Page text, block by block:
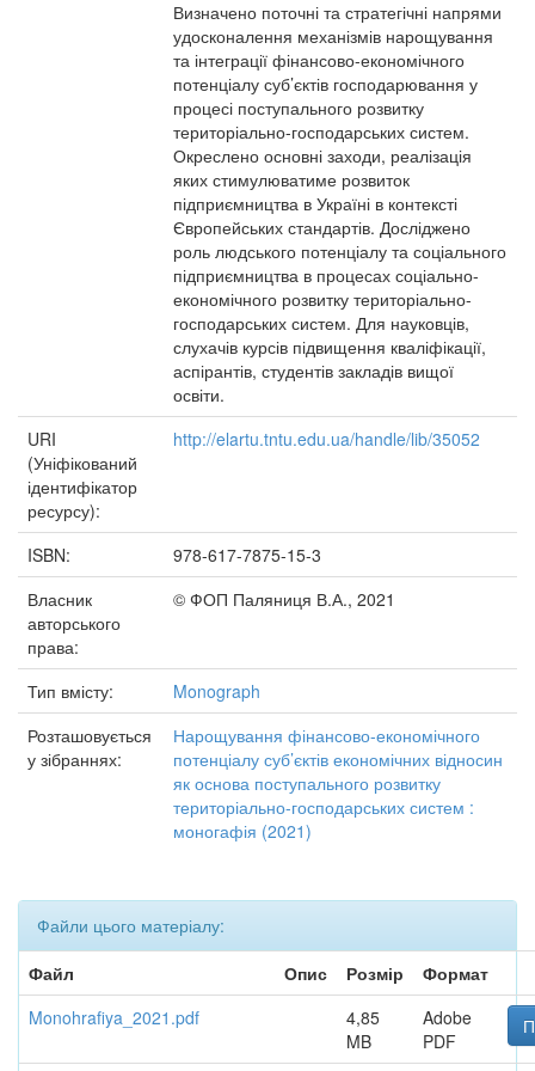
Визначено поточні та стратегічні напрями
удосконалення механізмів нарощування
та інтеграції фінансово-економічного
потенціалу суб’єктів господарювання у
процесі поступального розвитку
територіально-господарських систем.
Окреслено основні заходи, реалізація
яких стимулюватиме розвиток
підприємництва в Україні в контексті
Європейських стандартів. Досліджено
роль людського потенціалу та соціального
підприємництва в процесах соціально-
економічного розвитку територіально-
господарських систем. Для науковців,
слухачів курсів підвищення кваліфікації,
аспірантів, студентів закладів вищої
освіти.
URI
(Уніфікований
ідентифікатор
ресурсу):
http://elartu.tntu.edu.ua/handle/lib/35052
ISBN:
978-617-7875-15-3
Власник
авторського
права:
© ФОП Паляниця В.А., 2021
Тип вмісту:
Monograph
Розташовується
у зібраннях:
Нарощування фінансово-економічного
потенціалу суб’єктів економічних відносин
як основа поступального розвитку
територіально-господарських систем :
моногафія (2021)
Файли цього матеріалу:
Файл
Опис Розмір
Формат
Monohrafiya_2021.pdf
4,85
MB
Adobe
PDF